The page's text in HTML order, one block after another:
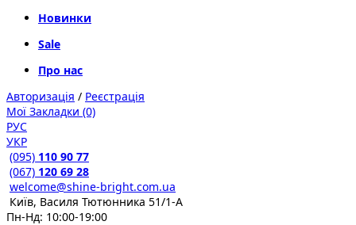
Новинки
Sale
Про нас
Авторизація / Реєстрація
Мої Закладки (0)
РУС
УКР
(095) 110 90 77
(067) 120 69 28
welcome@shine-bright.com.ua
Київ, Василя Тютюнника 51/1-А
Пн-Нд: 10:00-19:00